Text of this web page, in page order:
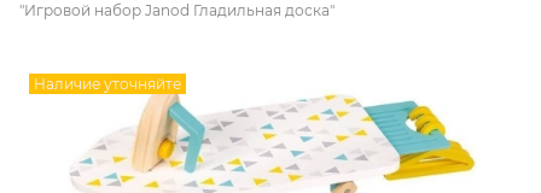
"Игровой набор Janod Гладильная доска"
Наличие уточняйте